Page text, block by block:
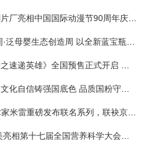
俄罗斯动画巨头联盟动画制片厂亮相中国国际动漫节90周年庆开启中国之旅新篇章
金领冠《百子纳福》破圈丨文化自信铸强国底色 品质国粉守护新生
英氏 YeeHoO携手动画艺术家米雷重磅发布联名系列，联袂京东深化全渠道战略